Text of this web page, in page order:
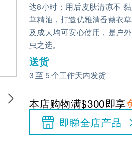
达8小时；用后皮肤清凉不
草精油，打造优雅清香薰衣
及成人均可安心使用，是户
虫之选。
送货
3 至 5 个工作天内发货
本店购物满$300即享
即睇全店产品